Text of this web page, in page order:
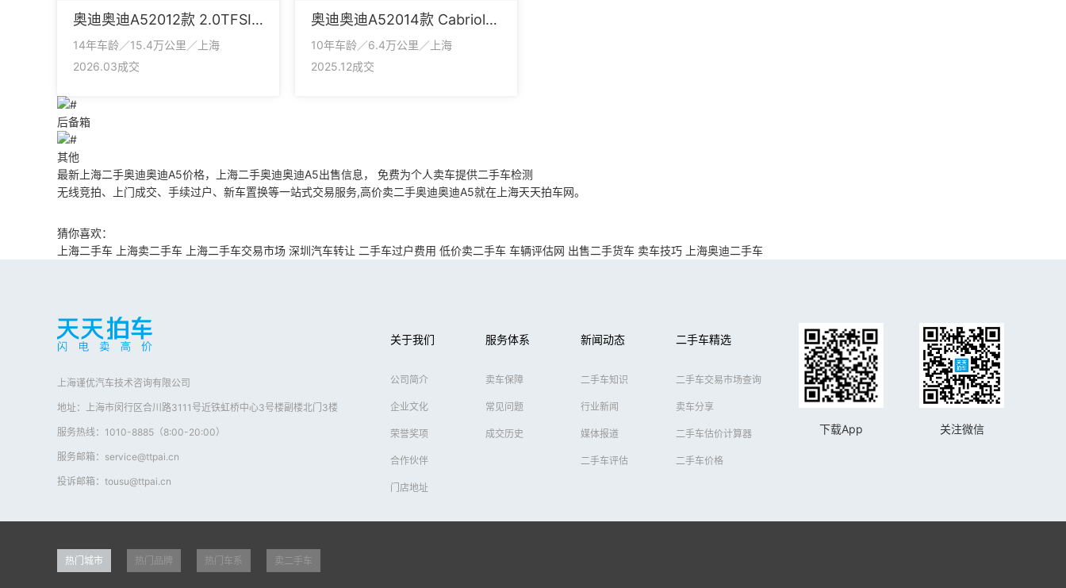
奥迪奥迪A52012款 2.0TFSI Sportback
14年车龄／15.4万公里／上海
2026.03成交
奥迪奥迪A52014款 Cabriolet 45 TFSI
10年车龄／6.4万公里／上海
2025.12成交
驾驶室
后排座椅
后备箱
其他
最新上海二手奥迪奥迪A5价格，上海二手奥迪奥迪A5出售信息， 免费为个人卖车提供二手车检测
无线竞拍、上门成交、手续过户、新车置换等一站式交易服务,高价卖二手奥迪奥迪A5就在上海天天拍车网。
猜你喜欢：
上海二手车 上海卖二手车 上海二手车交易市场 深圳汽车转让 二手车过户费用 低价卖二手车 车辆评估网 出售二手货车 卖车技巧 上海奥迪二手车
上海谨优汽车技术咨询有限公司
地址：上海市闵行区合川路3111号近铁虹桥中心3号楼副楼北门3楼
服务热线：1010-8885（8:00-20:00）
服务邮箱：service@ttpai.cn
投诉邮箱：tousu@ttpai.cn
关于我们
公司简介
企业文化
荣誉奖项
合作伙伴
门店地址
服务体系
卖车保障
常见问题
成交历史
新闻动态
二手车知识
行业新闻
媒体报道
二手车评估
二手车精选
二手车交易市场查询
卖车分享
二手车估价计算器
二手车价格
下载App 关注微信
热门城市 热门品牌 热门车系 卖二手车